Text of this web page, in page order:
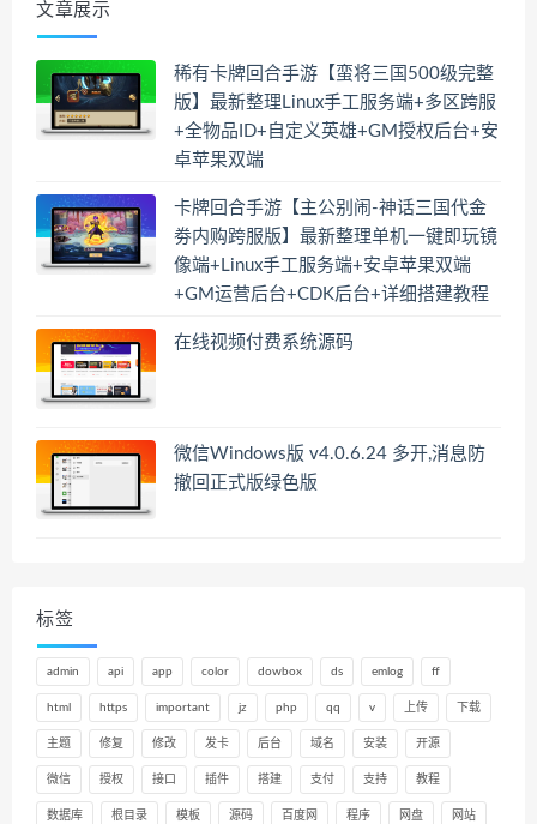
文章展示
稀有卡牌回合手游【蛮将三国500级完整
版】最新整理Linux手工服务端+多区跨服
+全物品ID+自定义英雄+GM授权后台+安
卓苹果双端
卡牌回合手游【主公别闹-神话三国代金
劵内购跨服版】最新整理单机一键即玩镜
像端+Linux手工服务端+安卓苹果双端
+GM运营后台+CDK后台+详细搭建教程
在线视频付费系统源码
微信Windows版 v4.0.6.24 多开,消息防
撤回正式版绿色版
标签
admin api app color dowbox ds emlog ff
html https important jz php qq v 上传 下载
主题 修复 修改 发卡 后台 域名 安装 开源
微信 授权 接口 插件 搭建 支付 支持 教程
数据库 根目录 模板 源码 百度网 程序 网盘 网站